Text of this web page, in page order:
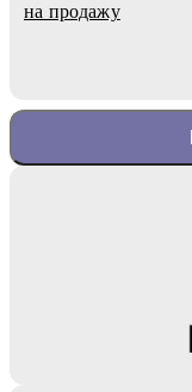
на продажу